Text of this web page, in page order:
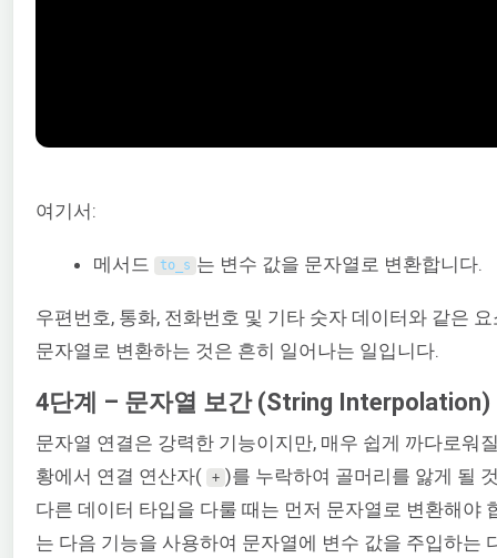
여기서:
메서드 to_s 는 변수 값을 문자열로 변환합니다.
우편번호, 통화, 전화번호 및 기타 숫자 데이터와 같은
문자열로 변환하는 것은 흔히 일어나는 일입니다.
4단계 – 문자열 보간 (String Interpolation)
문자열 연결은 강력한 기능이지만, 매우 쉽게 까다로워
황에서 연결 연산자(
+ )를 누락하여 골머리를 앓게 될
다른 데이터 타입을 다룰 때는 먼저 문자열로 변환해야
는 다음 기능을 사용하여 문자열에 변수 값을 주입하는